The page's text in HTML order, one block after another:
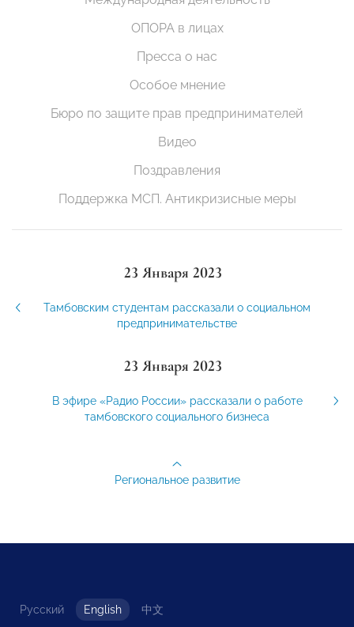
ОПОРА в лицах
Пресса о нас
Особое мнение
Бюро по защите прав предпринимателей
Видео
Поздравления
Поддержка МСП. Антикризисные меры
23 Января 2023
Тамбовским студентам рассказали о социальном
предпринимательстве
23 Января 2023
В эфире «Радио России» рассказали о работе
тамбовского социального бизнеса
Региональное развитие
Русский English 中文